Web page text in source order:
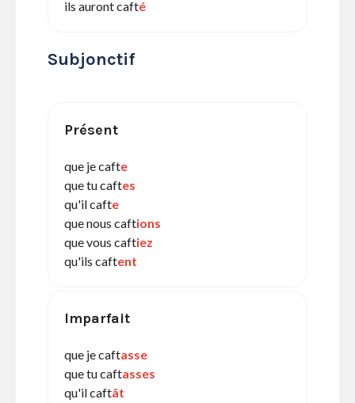
ils auront cafté
Subjonctif
Présent
que je cafte
que tu caftes
qu'il cafte
que nous caftions
que vous caftiez
qu'ils caftent
Imparfait
que je caftasse
que tu caftasses
qu'il caftât